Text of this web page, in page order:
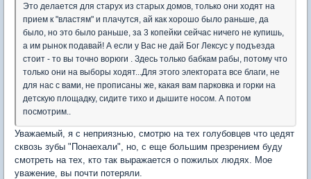
Это делается для старух из старых домов, только они ходят на
прием к "властям" и плачутся, ай как хорошо было раньше, да
было, но это было раньше, за 3 копейки сейчас ничего не купишь,
а им рынок подавай! А если у Вас не дай Бог Лексус у подъезда
стоит - то вы точно ворюги . Здесь только бабкам рабы, потому что
только они на выборы ходят...Для этого электората все благи, не
для нас с вами, не прописаны же, какая вам парковка и горки на
детскую площадку, сидите тихо и дышите носом. А потом
посмотрим..
Уважаемый, я с неприязнью, смотрю на тех голубовцев что цедят
сквозь зубы "Понаехали", но, с еще большим презрением буду
смотреть на тех, кто так выражается о пожилых людях. Мое
уважение, вы почти потеряли.